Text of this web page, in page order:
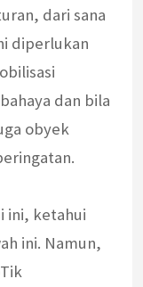
dari sana
diperlukan
dan bila
obyek
ini, ketahui
ini. Namun,